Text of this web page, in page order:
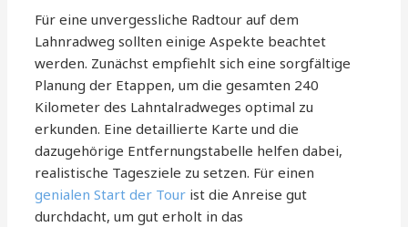
Für eine unvergessliche Radtour auf dem
Lahnradweg sollten einige Aspekte beachtet
werden. Zunächst empfiehlt sich eine sorgfältige
Planung der Etappen, um die gesamten 240
Kilometer des Lahntalradweges optimal zu
erkunden. Eine detaillierte Karte und die
dazugehörige Entfernungstabelle helfen dabei,
realistische Tagesziele zu setzen. Für einen
genialen Start der Tour ist die Anreise gut
durchdacht, um gut erholt in das